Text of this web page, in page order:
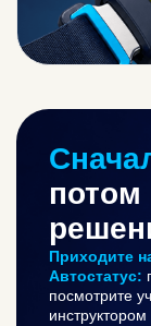
потом
Приходите
Автостатус:
посмотрите
хочу
записаться на
Hyundai